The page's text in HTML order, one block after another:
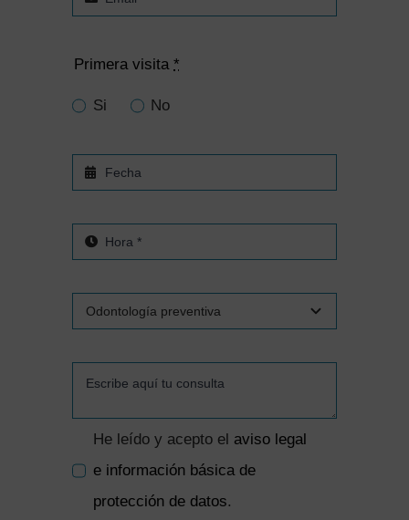
Primera visita*
Si No
He leído y acepto el aviso legal
e información básica de
protección de datos.